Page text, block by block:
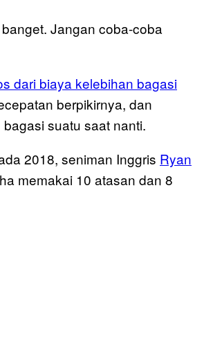
Jangan coba-coba
dari biaya kelebihan bagasi
berpikirnya, dan
suatu saat nanti.
2018, seniman Inggris Ryan
memakai 10 atasan dan 8